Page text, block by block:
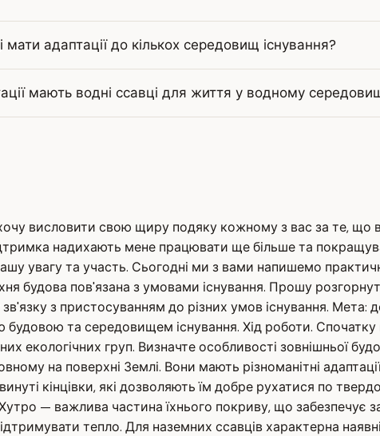
адаптації до кількох середовищ існування?
мають водні ссавці для життя у водному
висловити свою щиру подяку кожному з вас за те, що
надихають мене працювати ще більше та
увагу та участь. Сьогодні ми з вами напишемо
будова пов'язана з умовами існування. Прошу
з пристосуванням до різних умов існування. Мета:
будовою та середовищем існування. Хід роботи.
екологічних груп. Визначте особливості зовнішньої
на поверхні Землі. Вони мають різноманітні
кінцівки, які дозволяють їм добре рухатися по
— важлива частина їхнього покриву, що забезпечує
тепло. Для наземних ссавців характерна